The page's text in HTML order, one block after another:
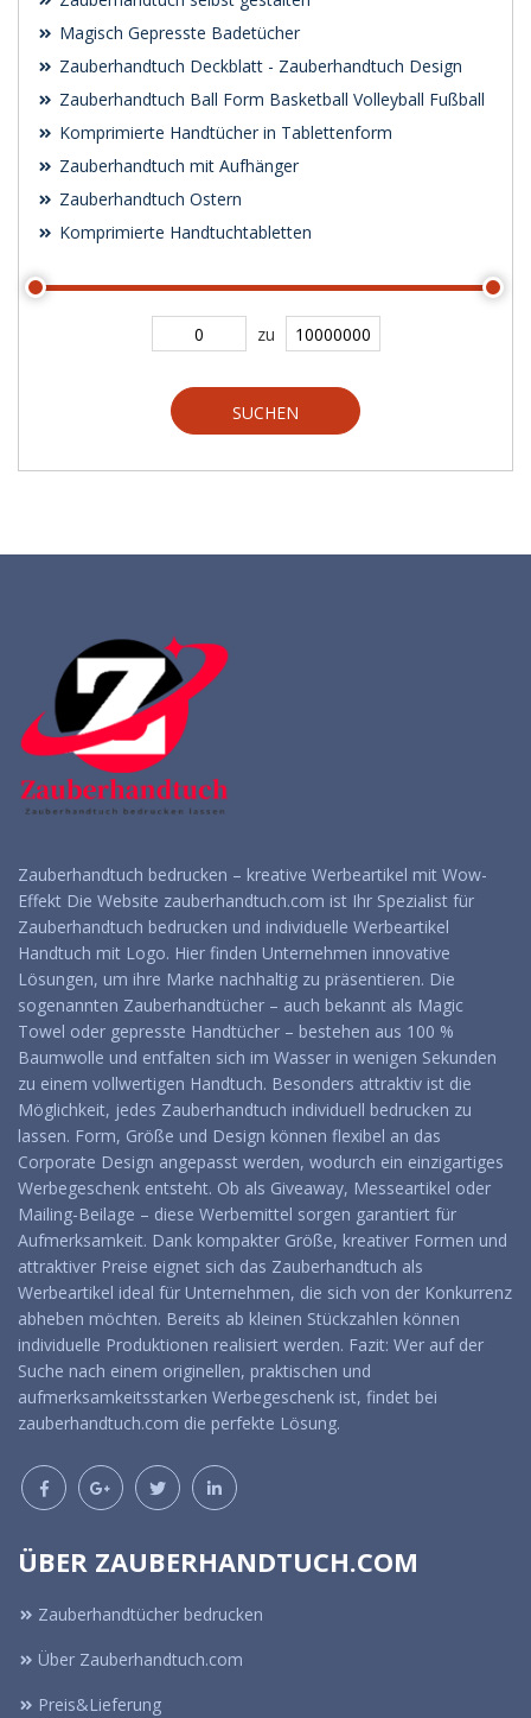
Magisch Gepresste Badetücher
Zauberhandtuch Deckblatt - Zauberhandtuch Design
Zauberhandtuch Ball Form Basketball Volleyball Fußball
Komprimierte Handtücher in Tablettenform
Zauberhandtuch mit Aufhänger
Zauberhandtuch Ostern
Komprimierte Handtuchtabletten
zu
SUCHEN
Zauberhandtuch bedrucken – kreative Werbeartikel mit Wow-
Effekt Die Website zauberhandtuch.com ist Ihr Spezialist für
Zauberhandtuch bedrucken und individuelle Werbeartikel
Handtuch mit Logo. Hier finden Unternehmen innovative
Lösungen, um ihre Marke nachhaltig zu präsentieren. Die
sogenannten Zauberhandtücher – auch bekannt als Magic
Towel oder gepresste Handtücher – bestehen aus 100 %
Baumwolle und entfalten sich im Wasser in wenigen Sekunden
zu einem vollwertigen Handtuch. Besonders attraktiv ist die
Möglichkeit, jedes Zauberhandtuch individuell bedrucken zu
lassen. Form, Größe und Design können flexibel an das
Corporate Design angepasst werden, wodurch ein einzigartiges
Werbegeschenk entsteht. Ob als Giveaway, Messeartikel oder
Mailing-Beilage – diese Werbemittel sorgen garantiert für
Aufmerksamkeit. Dank kompakter Größe, kreativer Formen und
attraktiver Preise eignet sich das Zauberhandtuch als
Werbeartikel ideal für Unternehmen, die sich von der Konkurrenz
abheben möchten. Bereits ab kleinen Stückzahlen können
individuelle Produktionen realisiert werden. Fazit: Wer auf der
Suche nach einem originellen, praktischen und
aufmerksamkeitsstarken Werbegeschenk ist, findet bei
zauberhandtuch.com die perfekte Lösung.
ÜBER ZAUBERHANDTUCH.COM
Zauberhandtücher bedrucken
Über Zauberhandtuch.com
Preis&Lieferung